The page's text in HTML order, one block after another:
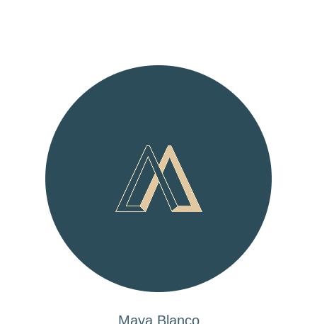
Maya Blanco